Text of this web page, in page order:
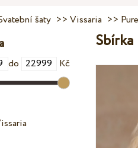
šaty >>Vissaria >>
do Kč